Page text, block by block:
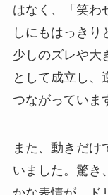
はなく、「笑わ
しにもはっきり
少しのズレや大
として成立し、
つながっていま
また、動きだけ
いました。驚き